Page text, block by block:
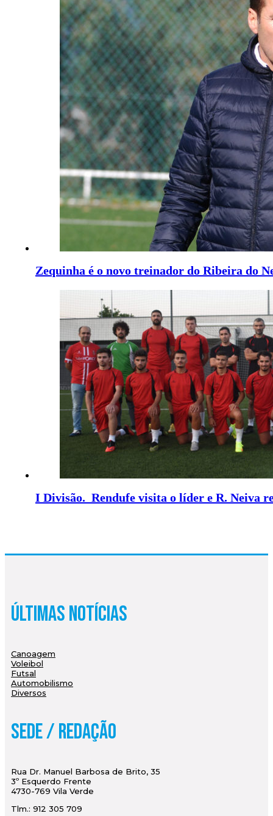
Zequinha é o novo treinador do Ribeira do
I Divisão. Rendufe visita o líder e R. Neiva
Últimas Notícias
Canoagem
Voleibol
Futsal
Automobilismo
Diversos
Sede / Redação
Rua Dr. Manuel Barbosa de Brito, 35
3º Esquerdo Frente
4730-769 Vila Verde
Tlm.: 912 305 709